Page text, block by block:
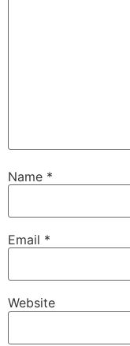
Name *
Email *
Website